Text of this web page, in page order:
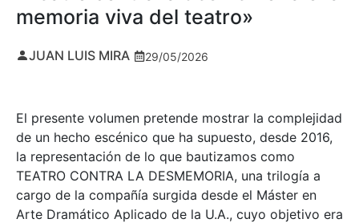
memoria viva del teatro»
JUAN LUIS MIRA 29/05/2026
El presente volumen pretende mostrar la complejidad
de un hecho escénico que ha supuesto, desde 2016,
la representación de lo que bautizamos como
TEATRO CONTRA LA DESMEMORIA, una trilogía a
cargo de la compañía surgida desde el Máster en
Arte Dramático Aplicado de la U.A., cuyo objetivo era